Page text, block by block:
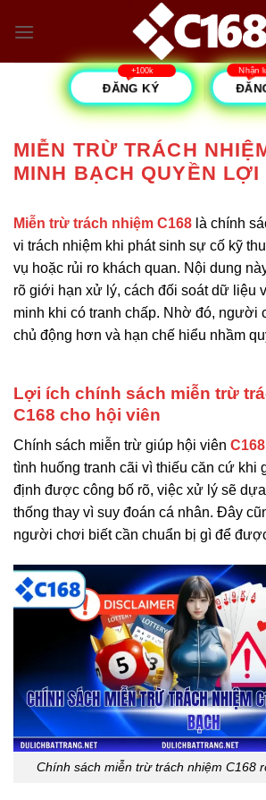
qua
ĐĂNG KÝ
MIỄN TRỪ TRÁCH
MINH BẠCH QUYỀN LỢI
Miễn trừ trách nhiệm C168 là chính
vi trách nhiệm khi phát sinh sự cố kỹ
vụ hoặc rủi ro khách quan. Nội dung
rõ giới hạn xử lý, cách đối soát dữ liệu
minh khi có tranh chấp. Nhờ đó, người
chủ động hơn và hạn chế hiểu nhầm
Lợi ích chính sách miễn trừ
C168 cho hội viên
Chính sách miễn trừ giúp hội viên C168
tình huống tranh cãi vì thiếu căn cứ khi
định được công bố rõ, việc xử lý sẽ
thống thay vì suy đoán cá nhân. Đây
người chơi biết cần chuẩn bị gì để
Chính sách miễn trừ trách nhiệm C168